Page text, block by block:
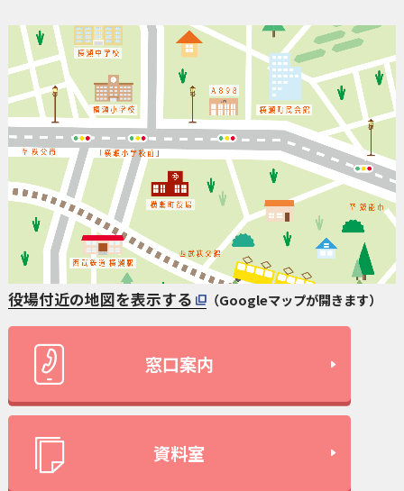
役場付近の地図を表示する （Googleマップが開きます）
窓口案内
資料室